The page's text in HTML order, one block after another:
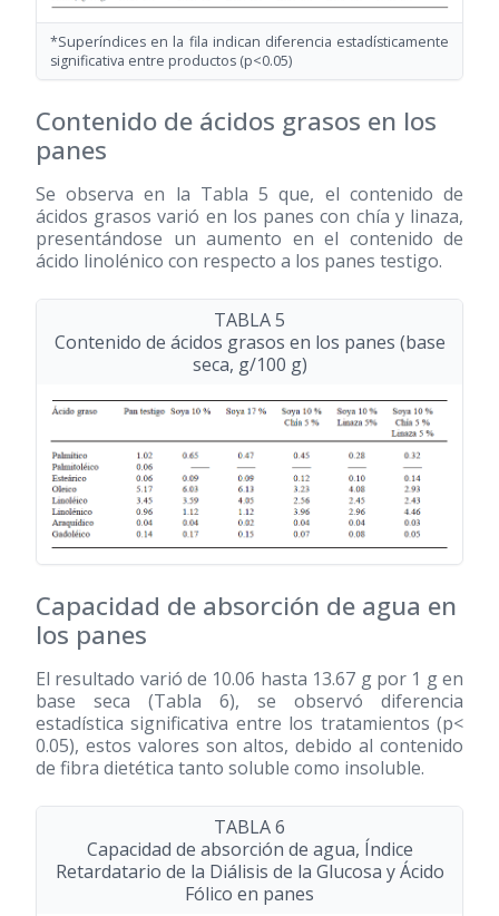
*Superíndices en la fila indican diferencia estadísticamente
significativa entre productos (p<0.05)
Contenido de ácidos grasos en los
panes
Se observa en la Tabla 5 que, el contenido de
ácidos grasos varió en los panes con chía y linaza,
presentándose un aumento en el contenido de
ácido linolénico con respecto a los panes testigo.
TABLA 5
Contenido de ácidos grasos en los panes (base
seca, g/100 g)
Capacidad de absorción de agua en
los panes
El resultado varió de 10.06 hasta 13.67 g por 1 g en
base seca (Tabla 6), se observó diferencia
estadística significativa entre los tratamientos (p<
0.05), estos valores son altos, debido al contenido
de fibra dietética tanto soluble como insoluble.
TABLA 6
Capacidad de absorción de agua, Índice
Retardatario de la Diálisis de la Glucosa y Ácido
Fólico en panes